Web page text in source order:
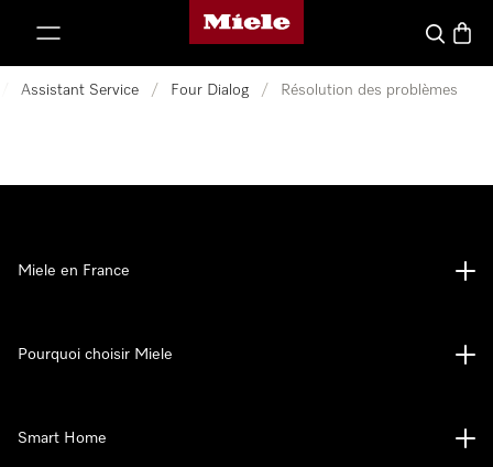
Page d'accueil Miele
Search
Assistant Service / Four Dialog / Résolution des problèmes
Miele en France
Pourquoi choisir Miele
Smart Home